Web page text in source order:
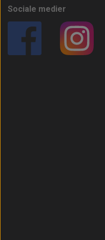
Sociale medier